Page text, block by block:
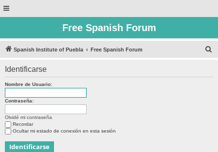
Free Spanish Forum
Spanish Institute of Puebla Free Spanish Forum
Identificarse
Nombre de Usuario:
Contraseña:
Olvidé mi contraseña
Recordar
Ocultar mi estado de conexión en esta sesión